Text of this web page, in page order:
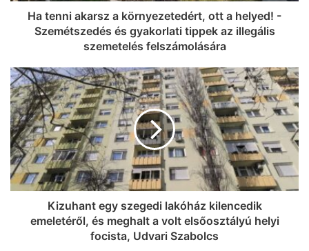
Ha tenni akarsz a környezetedért, ott a helyed! -
Szemétszedés és gyakorlati tippek az illegális
szemetelés felszámolására
Kizuhant egy szegedi lakóház kilencedik
emeletéről, és meghalt a volt elsőosztályú helyi
focista, Udvari Szabolcs